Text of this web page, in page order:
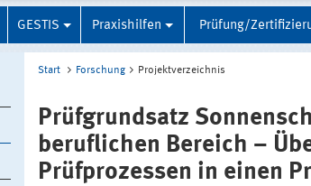
GESTIS Praxishilfen Prüfung/
Start Forschung Projektverzeichnis
Prüfgrundsatz
beruflichen Bereich –
Prüfprozessen in einen